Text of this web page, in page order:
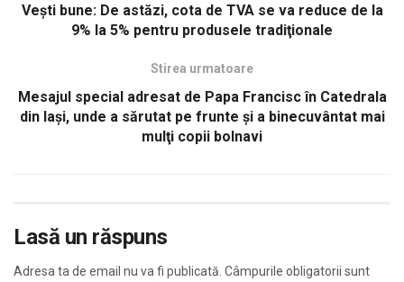
Veşti bune: De astăzi, cota de TVA se va reduce de la
9% la 5% pentru produsele tradiţionale
Stirea urmatoare
Mesajul special adresat de Papa Francisc în Catedrala
din Iaşi, unde a sărutat pe frunte şi a binecuvântat mai
mulţi copii bolnavi
Lasă un răspuns
Adresa ta de email nu va fi publicată. Câmpurile obligatorii sunt